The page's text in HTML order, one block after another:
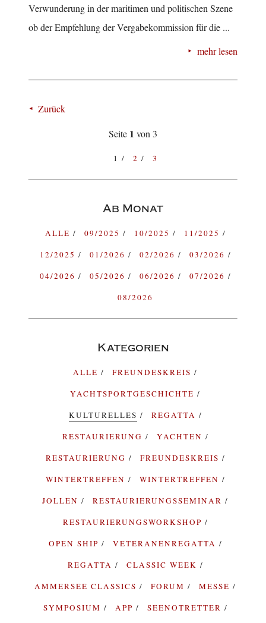
Verwunderung in der maritimen und politischen Szene
ob der Empfehlung der Vergabekommission für die ...
mehr lesen
Zurück
Seite 1 von 3
1 2 3
Ab Monat
ALLE 09/2025 10/2025
11/2025
12/2025
01/2026 02/2026
03/2026
04/2026
05/2026 06/2026
07/2026
08/2026
Kategorien
ALLE
FREUNDESKREIS
YACHTSPORTGESCHICHTE
KULTURELLES
REGATTA
RESTAURIERUNG
YACHTEN
RESTAURIERUNG
FREUNDESKREIS
WINTERTREFFEN
WINTERTREFFEN
JOLLEN
RESTAURIERUNGSSEMINAR
RESTAURIERUNGSWORKSHOP
OPEN SHIP
VETERANENREGATTA
REGATTA
CLASSIC WEEK
AMMERSEE CLASSICS
FORUM
MESSE
SYMPOSIUM
APP
SEENOTRETTER